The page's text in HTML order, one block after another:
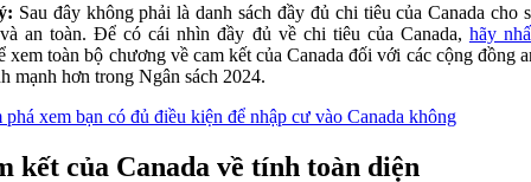
Sau đây không phải là danh sách đầy đủ chi tiêu của Canada cho
an toàn. Để có cái nhìn đầy đủ về chi tiêu của Canada, hãy
xem toàn bộ chương về cam kết của Canada đối với các cộng đồng
mạnh hơn trong Ngân sách 2024.
phá xem bạn có đủ điều kiện để nhập cư vào Canada không
kết của Canada về tính toàn diện